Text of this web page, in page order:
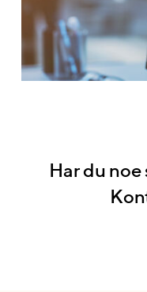
Har du noe